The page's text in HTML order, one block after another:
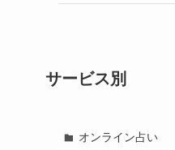
サービス別
オンライン占い